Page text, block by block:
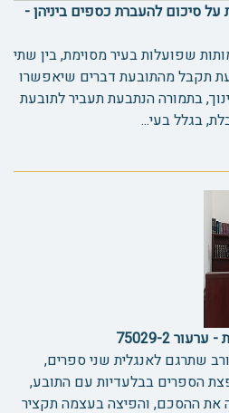
סיכום להעברת כספים ביניהן -
שפועלות בעיר מסוימת, בין שתי
תקבל מהתובעת דברים שיאפשרו
בתמורה הנתבעת תעביר לתובעת
בגלל בעי...
75029-2
שתרגם לאנגלית שני ספרים,
הספרים בבלעדיות עם התובע,
את ההסכם, והפיצה בעצמה תקציר